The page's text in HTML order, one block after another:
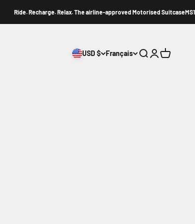
Ride. Recharge. Relax. The airline-approved Motorised SuitcaseMS1.
USD $ Français Recherche
Connexion
Panier